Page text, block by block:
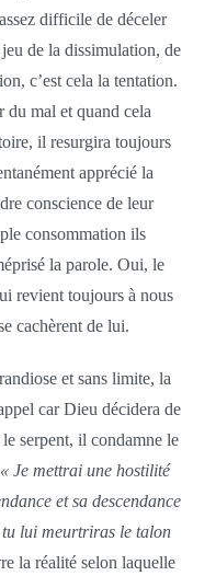
difficile de déceler
de la dissimulation, de
c’est cela la tentation.
du mal et quand cela
il resurgira toujours
apprécié la
conscience de leur
consommation ils
la parole. Oui, le
revient toujours à nous
cachèrent de lui.
et sans limite, la
car Dieu décidera de
serpent, il condamne le
« Je mettrai une hostilité
et sa descendance
lui meurtriras le talon
la réalité selon laquelle